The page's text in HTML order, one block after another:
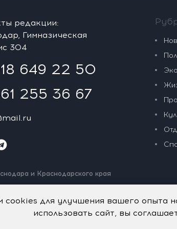
редакции:
Гимназическая
304
649 22 50
255 36 67
и Краснодарского края
Выделите и нажмите Ctrl+Enter.
cookies для улучшения вашего опыта
использовать сайт, вы